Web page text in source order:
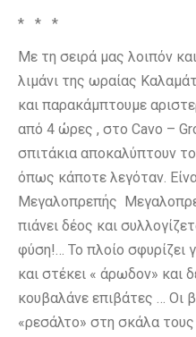
* * *
Με τη σειρά μας λοιπόν
λιμάνι της ωραίας
και παρακάμπτουμε
από 4 ώρες , στο Cavo –
σπιτάκια αποκαλύπτουν
όπως κάποτε λεγόταν.
Μεγαλοπρεπής
πιάνει δέος και
φύση!… Το πλοίο σφυρίζει
και στέκει « άρωδον» και
κουβαλάνε επιβάτες … Οι
«ρεσάλτο» στη σκάλα